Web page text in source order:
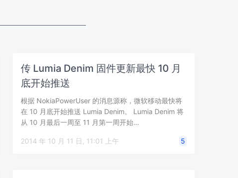
传 Lumia Denim 固件更新最快 10 月
底开始推送
根据 NokiaPowerUser 的消息源称，微软移动最快将
在 10 月底开始推送 Lumia Denim。 Lumia Denim 将
从 10 月最后一周至 11 月第一周开始…
2014 年 10 月 11 日, 11:01 上午 5